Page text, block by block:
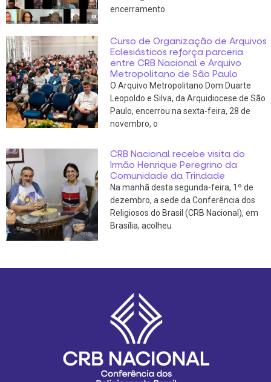
encerramento
Curso de Organização de Arquivos
Eclesiásticos reforça parceria
entre CRB Nacional e Arquivo
Metropolitano de São Paulo
O Arquivo Metropolitano Dom Duarte
Leopoldo e Silva, da Arquidiocese de São
Paulo, encerrou na sexta-feira, 28 de
novembro, o
CRB Nacional recebe visita do
Irmão Henrique Peregrino da
Comunidade da Trindade
Na manhã desta segunda-feira, 1º de
dezembro, a sede da Conferência dos
Religiosos do Brasil (CRB Nacional), em
Brasília, acolheu